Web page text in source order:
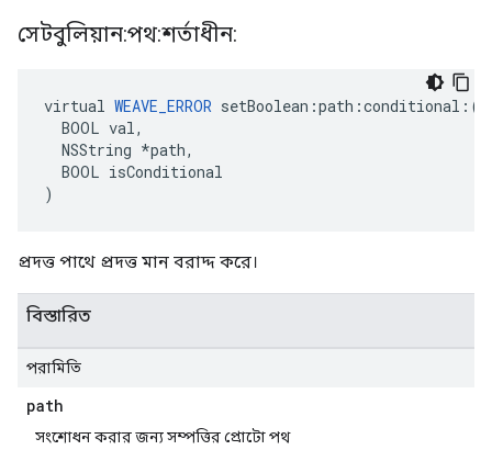
সেটবুলিয়ান:পথ:শর্তাধীন:
virtual WEAVE_ERROR setBoolean:path:conditional:(
  BOOL val,
  NSString *path,
  BOOL isConditional
)
প্রদত্ত পাথে প্রদত্ত মান বরাদ্দ করে।
বিস্তারিত
পরামিতি
path
সংশোধন করার জন্য সম্পত্তির প্রোটো পথ